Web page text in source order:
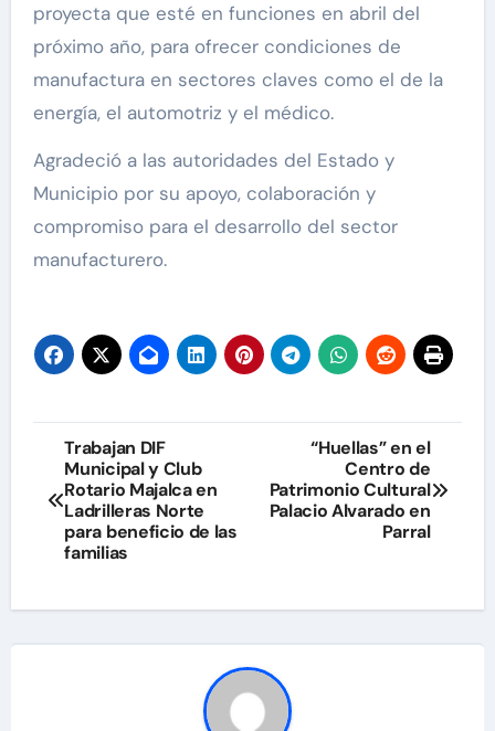
proyecta que esté en funciones en abril del
próximo año, para ofrecer condiciones de
manufactura en sectores claves como el de la
energía, el automotriz y el médico.
Agradeció a las autoridades del Estado y
Municipio por su apoyo, colaboración y
compromiso para el desarrollo del sector
manufacturero.
Navegación
de
entradas
Trabajan DIF
Municipal y Club
Rotario Majalca en
Ladrilleras Norte
para beneficio de las
familias
“Huellas” en el
Centro de
Patrimonio Cultural
Palacio Alvarado en
Parral